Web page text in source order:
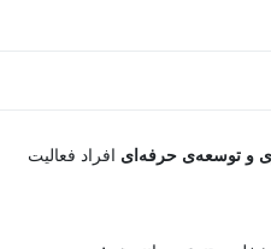
به هوش مصنوعی:
و توسعه‌ی حرفه‌ای افراد فعالیت